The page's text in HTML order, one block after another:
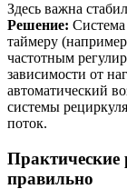
Здесь важна
Решение:
таймеру
частотным
зависимости от
автоматический
системы
поток.
Практические
правильно